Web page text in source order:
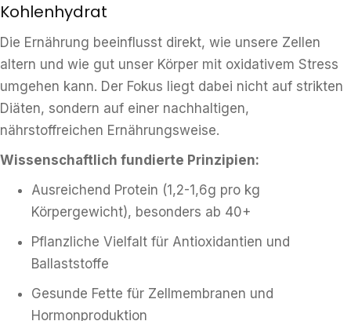
Kohlenhydrat
Die Ernährung beeinflusst direkt, wie unsere Zellen
altern und wie gut unser Körper mit oxidativem Stress
umgehen kann. Der Fokus liegt dabei nicht auf strikten
Diäten, sondern auf einer nachhaltigen,
nährstoffreichen Ernährungsweise.
Wissenschaftlich fundierte Prinzipien:
Ausreichend Protein (1,2-1,6g pro kg
Körpergewicht), besonders ab 40+
Pflanzliche Vielfalt für Antioxidantien und
Ballaststoffe
Gesunde Fette für Zellmembranen und
Hormonproduktion